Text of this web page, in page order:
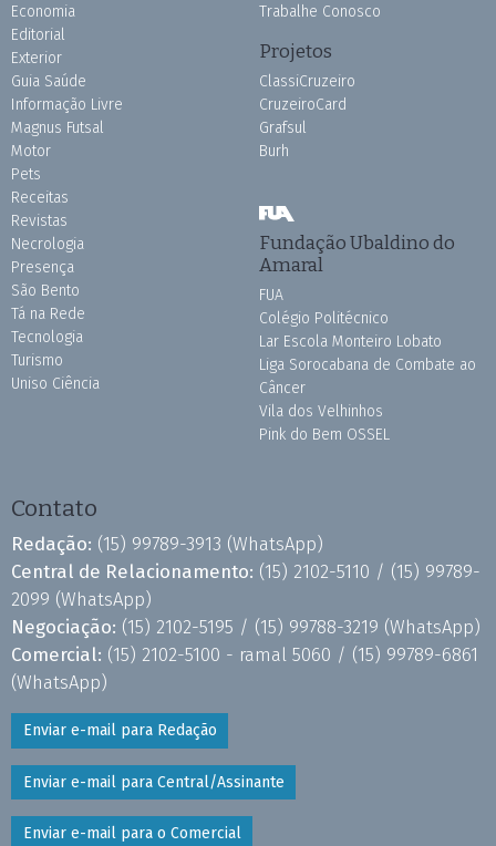
Economia
Editorial
Exterior
Guia Saúde
Informação Livre
Magnus Futsal
Motor
Pets
Receitas
Revistas
Necrologia
Presença
São Bento
Tá na Rede
Tecnologia
Turismo
Uniso Ciência
Trabalhe Conosco
Projetos
ClassiCruzeiro
CruzeiroCard
Grafsul
Burh
Fundação Ubaldino do
Amaral
FUA
Colégio Politécnico
Lar Escola Monteiro Lobato
Liga Sorocabana de Combate ao
Câncer
Vila dos Velhinhos
Pink do Bem OSSEL
Contato
Redação: (15) 99789-3913 (WhatsApp)
Central de Relacionamento: (15) 2102-5110 / (15) 99789-
2099 (WhatsApp)
Negociação: (15) 2102-5195 / (15) 99788-3219 (WhatsApp)
Comercial: (15) 2102-5100 - ramal 5060 / (15) 99789-6861
(WhatsApp)
Enviar e-mail para Redação
Enviar e-mail para Central/Assinante
Enviar e-mail para o Comercial